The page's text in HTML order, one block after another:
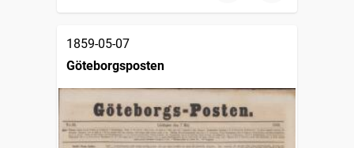
1859-05-07
Göteborgsposten